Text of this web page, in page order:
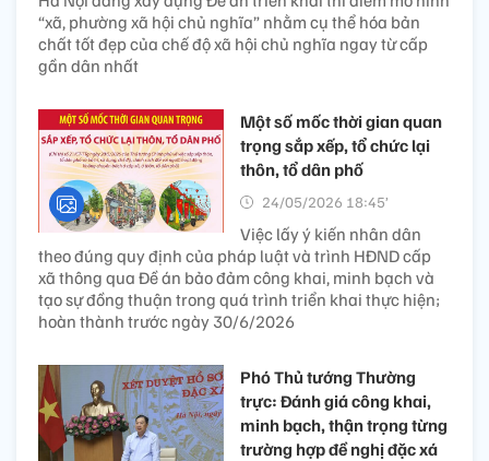
“xã, phường xã hội chủ nghĩa” nhằm cụ thể hóa bản
chất tốt đẹp của chế độ xã hội chủ nghĩa ngay từ cấp
gần dân nhất
Một số mốc thời gian quan
trọng sắp xếp, tổ chức lại
thôn, tổ dân phố
24/05/2026 18:45’
Việc lấy ý kiến nhân dân
theo đúng quy định của pháp luật và trình HĐND cấp
xã thông qua Đề án bảo đảm công khai, minh bạch và
tạo sự đồng thuận trong quá trình triển khai thực hiện;
hoàn thành trước ngày 30/6/2026
Phó Thủ tướng Thường
trực: Đánh giá công khai,
minh bạch, thận trọng từng
trường hợp đề nghị đặc xá